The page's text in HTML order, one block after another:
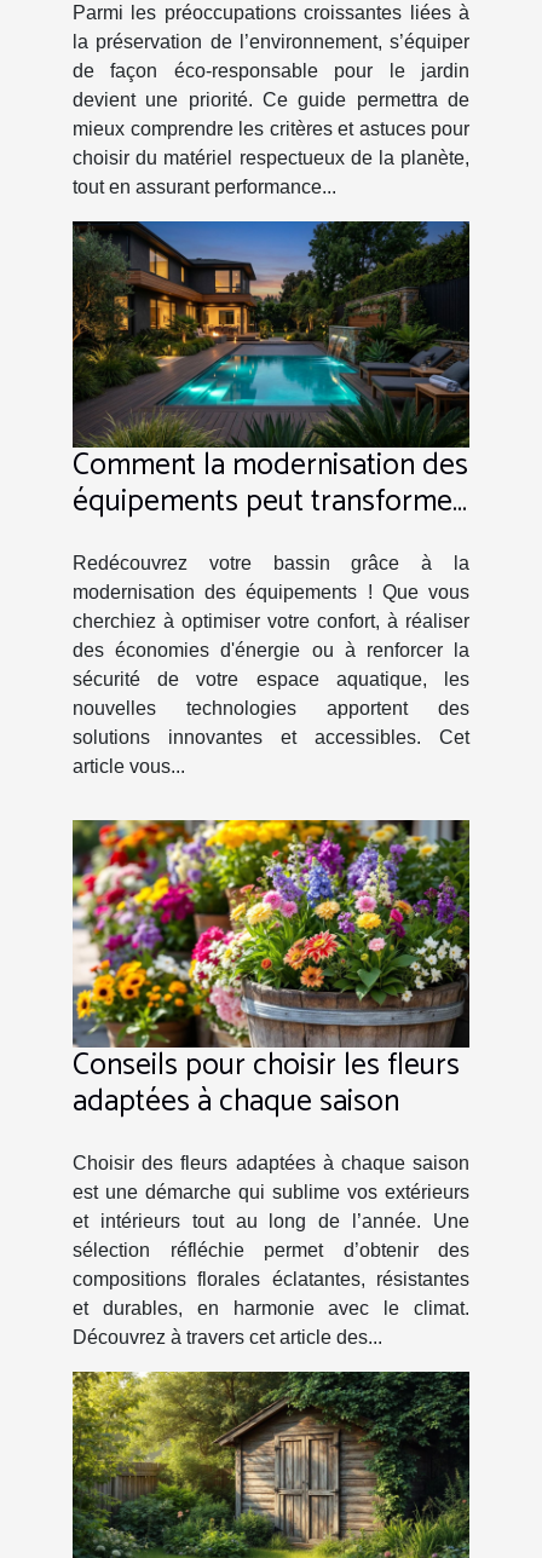
Parmi les préoccupations croissantes liées à
la préservation de l’environnement, s’équiper
de façon éco-responsable pour le jardin
devient une priorité. Ce guide permettra de
mieux comprendre les critères et astuces pour
choisir du matériel respectueux de la planète,
tout en assurant performance...
Comment la modernisation des
équipements peut transformer
Redécouvrez votre bassin grâce à la
modernisation des équipements ! Que vous
cherchiez à optimiser votre confort, à réaliser
des économies d'énergie ou à renforcer la
sécurité de votre espace aquatique, les
nouvelles technologies apportent des
solutions innovantes et accessibles. Cet
article vous...
Conseils pour choisir les fleurs
adaptées à chaque saison
Choisir des fleurs adaptées à chaque saison
est une démarche qui sublime vos extérieurs
et intérieurs tout au long de l’année. Une
sélection réfléchie permet d’obtenir des
compositions florales éclatantes, résistantes
et durables, en harmonie avec le climat.
Découvrez à travers cet article des...